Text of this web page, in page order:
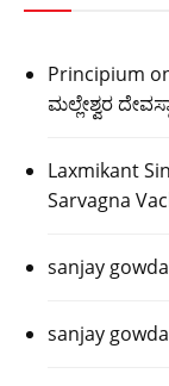
Principium
ಮಲ್ಲೇಶ್ವರ
Laxmikant
Sarvagna
sanjay gowda
sanjay gowda